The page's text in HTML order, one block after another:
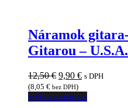
Náramok
Gitarou –
12,50€ Pôvodná
cena
bola:
9,90 €Aktuálna
je:
s DPH
(8,05 € bez DPH)
Výber možnostíTento